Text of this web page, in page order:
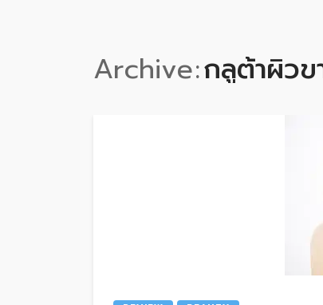
Archive กลูต้าผิวข